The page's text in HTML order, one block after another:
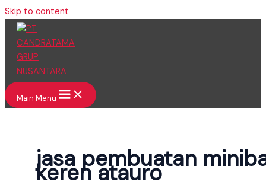
Skip to content
Main Menu
jasa pembuatan
keren atauro